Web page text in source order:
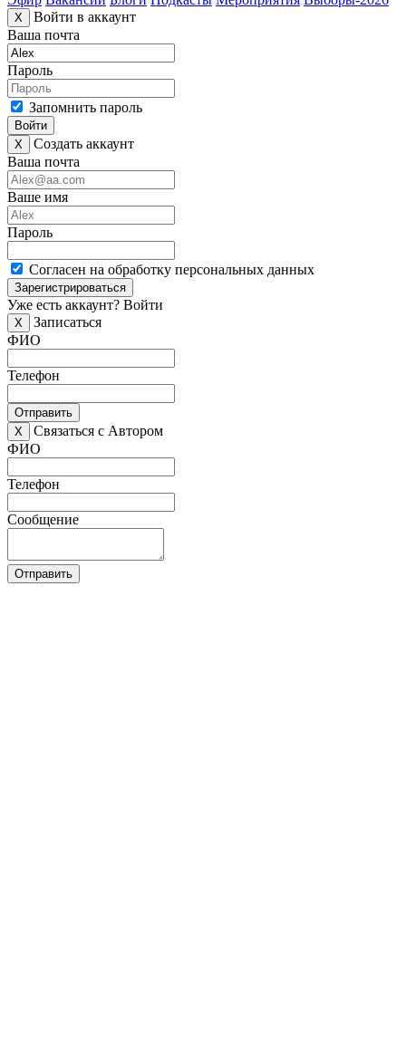
X
Войти в аккаунт
Ваша почта
Пароль
Запомнить пароль
Войти
X
Создать аккаунт
Ваша почта
Ваше имя
Пароль
Согласен на обработку персональных данных
Зарегистрироваться
Уже есть аккаунт? Войти
X
Записаться
ФИО
Телефон
Отправить
X
Связаться с Автором
ФИО
Телефон
Сообщение
Отправить